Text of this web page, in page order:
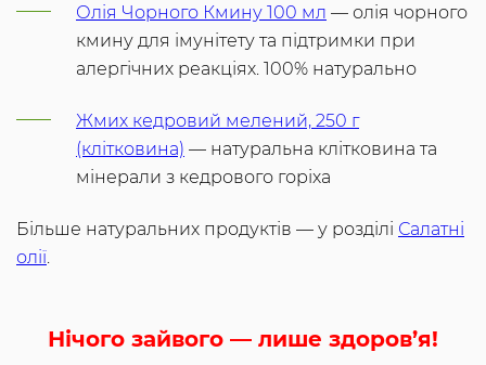
Олія Чорного Кмину 100 мл — олія чорного
кмину для імунітету та підтримки при
алергічних реакціях. 100% натурально
Жмих кедровий мелений, 250 г
(клітковина) — натуральна клітковина та
мінерали з кедрового горіха
Більше натуральних продуктів — у розділі Салатні
олії.
Нічого зайвого — лише здоров’я!